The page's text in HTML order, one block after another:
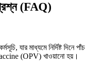
প্রশ্ন (FAQ)
যার মাধ্যমে নির্দিষ্ট দিনে পাঁচ
(OPV) খাওয়ানো হয়।